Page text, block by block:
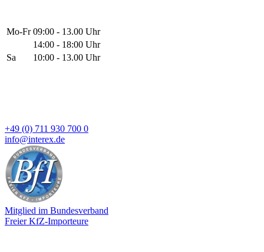
Mo-Fr 09:00 - 13.00 Uhr
14:00 - 18:00 Uhr
Sa
10:00 - 13.00 Uhr
+49 (0) 711 930 700 0
info@interex.de
Mitglied im Bundesverband
Freier KfZ-Importeure